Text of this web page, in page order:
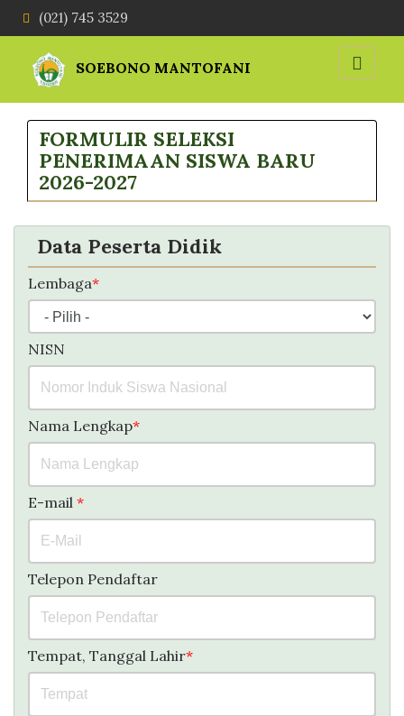
(021) 745 3529
SOEBONO MANTOFANI
FORMULIR SELEKSI
PENERIMAAN SISWA BARU
2026-2027
Data Peserta Didik
Lembaga*
NISN
Nama Lengkap*
E-mail *
Telepon Pendaftar
Tempat, Tanggal Lahir*